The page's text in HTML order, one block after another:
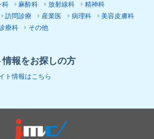
科
麻酔科 放射線科
精神科
訪問診療 産業医 病理科
美容皮膚科
療科 その他
情報をお探しの方
ト情報はこちら